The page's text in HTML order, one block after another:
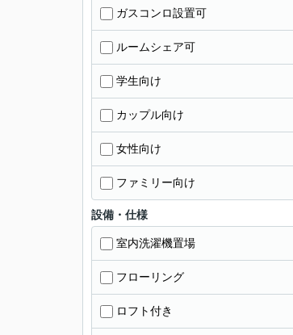
ガスコンロ設置可
ルームシェア可
学生向け
カップル向け
女性向け
ファミリー向け
設備・仕様
室内洗濯機置場
フローリング
ロフト付き